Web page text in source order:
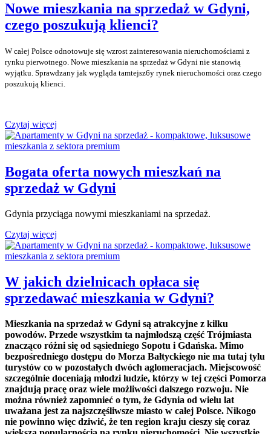
Nowe mieszkania na sprzedaż w Gdyni,
czego poszukują klienci?
W całej Polsce odnotowuje się wzrost zainteresowania nieruchomościami z
rynku pierwotnego. Nowe mieszkania na sprzedaż w Gdyni nie stanowią
wyjątku. Sprawdzany jak wygląda tamtejsz6y rynek nieruchomości oraz czego
poszukują klienci.
Czytaj więcej
Bogata oferta nowych mieszkań na
sprzedaż w Gdyni
Gdynia przyciąga nowymi mieszkaniami na sprzedaż.
Czytaj więcej
W jakich dzielnicach opłaca się
sprzedawać mieszkania w Gdyni?
Mieszkania na sprzedaż w Gdyni są atrakcyjne z kilku
powodów. Przede wszystkim ta najmłodszą część Trójmiasta
znacząco różni się od sąsiedniego Sopotu i Gdańska. Mimo
bezpośredniego dostępu do Morza Bałtyckiego nie ma tutaj tylu
turystów co w pozostałych dwóch aglomeracjach. Miejscowość
szczególnie doceniają młodzi ludzie, którzy w tej części Pomorza
znajdują pracę oraz wiele możliwości dalszego rozwoju. Nie
można również zapomnieć o tym, że Gdynia od wielu lat
uważana jest za najszczęśliwsze miasto w całej Polsce. Nikogo
nie powinno więc dziwić, że ten region kraju cieszy się coraz